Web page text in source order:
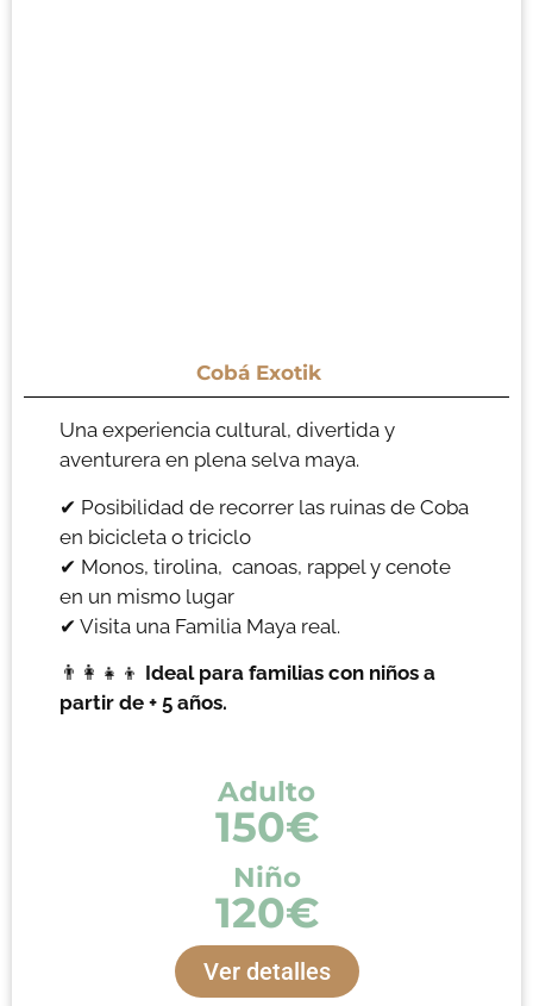
Cobá Exotik
Una experiencia cultural, divertida y
aventurera en plena selva maya.
✔ Posibilidad de recorrer las ruinas de Coba
en bicicleta o triciclo
✔ Monos, tirolina, canoas, rappel y cenote
en un mismo lugar
✔ Visita una Familia Maya real.
👨‍👩‍👧‍👦 Ideal para familias con niños a
partir de + 5 años.
Adulto
150€
Niño
120€
Ver detalles